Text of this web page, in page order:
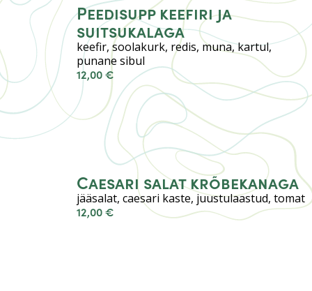
Peedisupp keefiri ja
suitsukalaga
keefir, soolakurk, redis, muna, kartul,
punane sibul
12,00 €
Caesari salat krõbekanaga
jääsalat, caesari kaste, juustulaastud, tomat
12,00 €